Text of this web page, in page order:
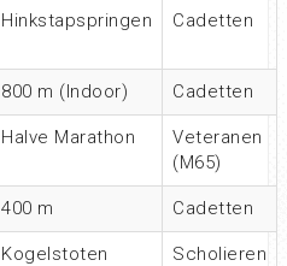
Hinkstapspringen Cadetten
800 m (Indoor) Cadetten
Halve Marathon
Veteranen
(M65)
400 m Cadetten
Kogelstoten
Scholieren